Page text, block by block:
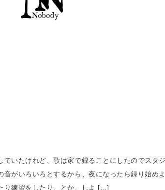
ていたけれど、歌は家で録ることにしたのでスタ
音がいろいろとするから、夜になったら録り始め
り練習をしたり、とか、しよ […]